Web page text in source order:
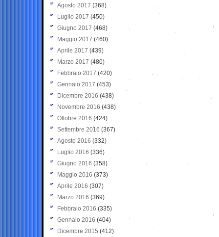
Agosto 2017 (368)
Luglio 2017 (450)
Giugno 2017 (468)
Maggio 2017 (460)
Aprile 2017 (439)
Marzo 2017 (480)
Febbraio 2017 (420)
Gennaio 2017 (453)
Dicembre 2016 (438)
Novembre 2016 (438)
Ottobre 2016 (424)
Settembre 2016 (367)
Agosto 2016 (332)
Luglio 2016 (336)
Giugno 2016 (358)
Maggio 2016 (373)
Aprile 2016 (307)
Marzo 2016 (369)
Febbraio 2016 (335)
Gennaio 2016 (404)
Dicembre 2015 (412)